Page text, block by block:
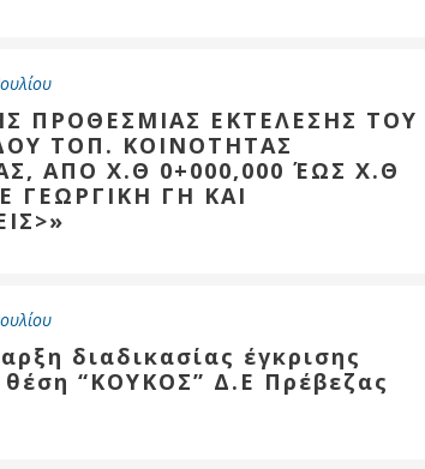
ΠΡΟΘΕΣΜΙΑΣ ΕΚΤΕΛΕΣΗΣ ΤΟΥ
ΤΟΠ. ΚΟΙΝΟΤΗΤΑΣ
ΑΠΟ Χ.Θ 0+000,000 ΈΩΣ Χ.Θ
ΓΕΩΡΓΙΚΗ ΓΗ ΚΑΙ
διαδικασίας έγκρισης
“ΚΟΥΚΟΣ” Δ.Ε Πρέβεζας